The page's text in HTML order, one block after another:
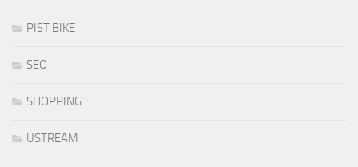
PIST BIKE
SEO
SHOPPING
USTREAM